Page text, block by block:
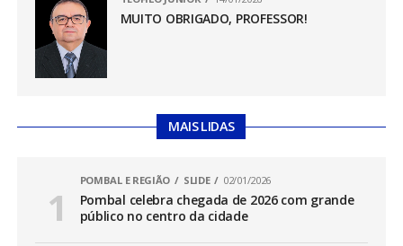
MUITO OBRIGADO, PROFESSOR!
MAIS LIDAS
POMBAL E REGIÃO SLIDE 02/01/2026
Pombal celebra chegada de 2026 com grande
público no centro da cidade